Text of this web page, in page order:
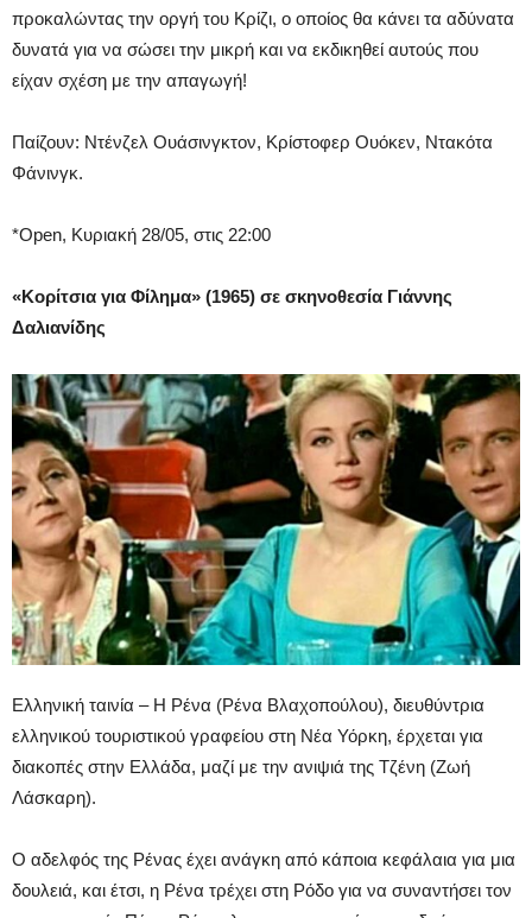
προκαλώντας την οργή του Κρίζι, ο οποίος θα κάνει τα αδύνατα
δυνατά για να σώσει την μικρή και να εκδικηθεί αυτούς που
είχαν σχέση με την απαγωγή!
Παίζουν: Ντένζελ Ουάσινγκτον, Κρίστοφερ Ουόκεν, Ντακότα
Φάνινγκ.
*Open, Κυριακή 28/05, στις 22:00
«Κορίτσια για Φίλημα» (1965) σε σκηνοθεσία Γιάννης
Δαλιανίδης
Ελληνική ταινία – Η Ρένα (Ρένα Βλαχοπούλου), διευθύντρια
ελληνικού τουριστικού γραφείου στη Νέα Υόρκη, έρχεται για
διακοπές στην Ελλάδα, μαζί με την ανιψιά της Τζένη (Ζωή
Λάσκαρη).
Ο αδελφός της Ρένας έχει ανάγκη από κάποια κεφάλαια για μια
δουλειά, και έτσι, η Ρένα τρέχει στη Ρόδο για να συναντήσει τον